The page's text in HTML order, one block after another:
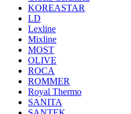
KOREASTAR
LD
Lexline
Mixline
MOST
OLIVE
ROCA
ROMMER
Royal Thermo
SANITA